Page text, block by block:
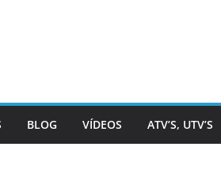
BLOG VÍDEOS ATV’S, UTV’S